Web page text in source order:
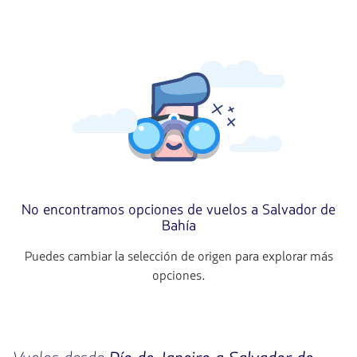
No encontramos opciones de vuelos a Salvador de
Bahía
Puedes cambiar la selección de origen para explorar más
opciones.